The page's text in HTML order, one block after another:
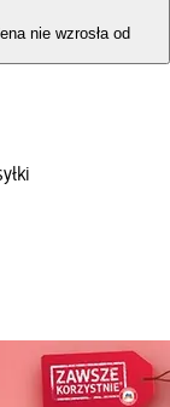
nie wzrosła od